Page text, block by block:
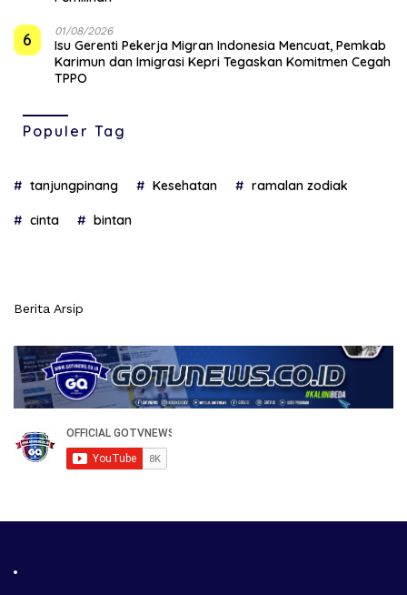
6 01/08/2026
Isu Gerenti Pekerja Migran Indonesia Mencuat, Pemkab
Karimun dan Imigrasi Kepri Tegaskan Komitmen Cegah
TPPO
Populer Tag
tanjungpinang Kesehatan ramalan zodiak
cinta bintan
Berita Arsip